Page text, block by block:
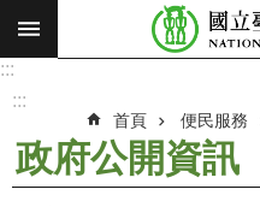
跳到主要內容區塊
搜
願
:::
:::
首頁 便民服務
政府公開資訊